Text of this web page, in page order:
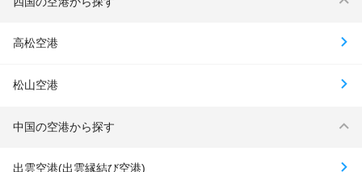
高松空港
松山空港
中国の空港から探す
出雲空港(出雲縁結び空港)